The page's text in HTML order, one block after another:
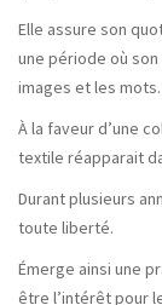
Elle assure son
une période où
images et les mots.
À la faveur d’une
textile réapparait
Durant plusieurs
toute liberté.
Émerge ainsi une
être l’intérêt pour